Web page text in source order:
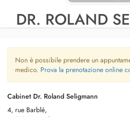
DR. ROLAND
Non è possibile prendere un
medico. Prova la prenotazione online
Cabinet Dr. Roland Seligmann
4, rue Barblé,